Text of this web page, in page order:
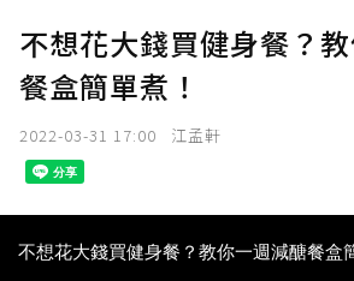
不想花大錢買健身餐？
餐盒簡單煮！
2022-03-31 17:00 江孟軒